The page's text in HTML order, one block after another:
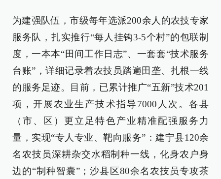
为建强队伍，市级每年选派200余人的农技专家
服务队，扎实推行“每人挂钩3-5个村”的包联制
度，一本本“田间工作日志”、一套套“技术服务
台账”，详细记录着农技员踏遍田垄、扎根一线
的服务足迹。目前，已累计推广“五新”技术201
项，开展农业生产技术指导7000人次。各县
（市、区）更立足特色产业精准配强服务力
量，实现“专人专业、靶向服务”：建宁县120余
名农技员深耕杂交水稻制种一线，化身农户身
边的“制种智囊”；沙县区80余名农技员专攻茶